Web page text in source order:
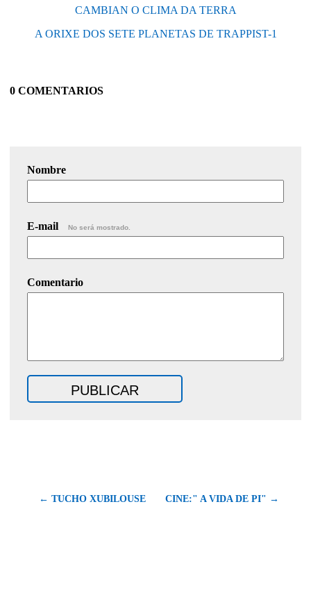
CAMBIAN O CLIMA DA TERRA
A ORIXE DOS SETE PLANETAS DE TRAPPIST-1
0 COMENTARIOS
Nombre
E-mail No será mostrado.
Comentario
← TUCHO XUBILOUSE CINE:" A VIDA DE PI" →